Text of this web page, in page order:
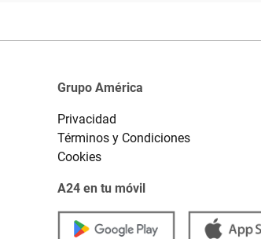
Grupo América
Privacidad
Términos y Condiciones
Cookies
A24 en tu móvil